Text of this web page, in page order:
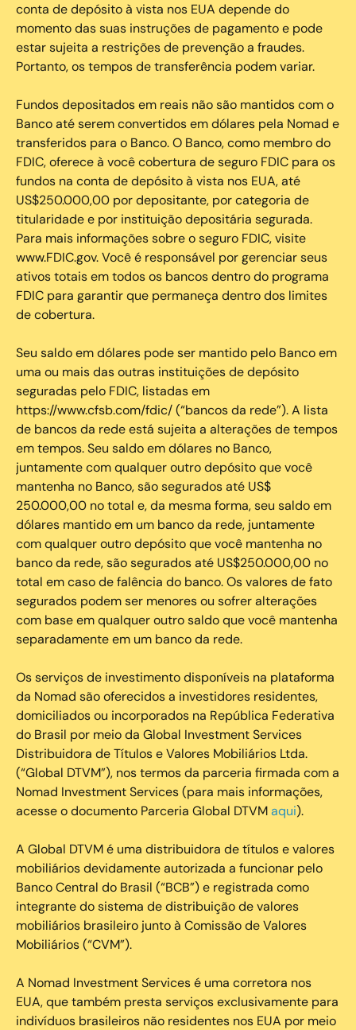
conta de depósito à vista nos EUA depende do
momento das suas instruções de pagamento e pode
estar sujeita a restrições de prevenção a fraudes.
Portanto, os tempos de transferência podem variar.
Fundos depositados em reais não são mantidos com o
Banco até serem convertidos em dólares pela Nomad e
transferidos para o Banco. O Banco, como membro do
FDIC, oferece à você cobertura de seguro FDIC para os
fundos na conta de depósito à vista nos EUA, até
US$250.000,00 por depositante, por categoria de
titularidade e por instituição depositária segurada.
Para mais informações sobre o seguro FDIC, visite
www.FDIC.gov. Você é responsável por gerenciar seus
ativos totais em todos os bancos dentro do programa
FDIC para garantir que permaneça dentro dos limites
de cobertura.
Seu saldo em dólares pode ser mantido pelo Banco em
uma ou mais das outras instituições de depósito
seguradas pelo FDIC, listadas em
https://www.cfsb.com/fdic/ (“bancos da rede”). A lista
de bancos da rede está sujeita a alterações de tempos
em tempos. Seu saldo em dólares no Banco,
juntamente com qualquer outro depósito que você
mantenha no Banco, são segurados até US$
250.000,00 no total e, da mesma forma, seu saldo em
dólares mantido em um banco da rede, juntamente
com qualquer outro depósito que você mantenha no
banco da rede, são segurados até US$250.000,00 no
total em caso de falência do banco. Os valores de fato
segurados podem ser menores ou sofrer alterações
com base em qualquer outro saldo que você mantenha
separadamente em um banco da rede.
Os serviços de investimento disponíveis na plataforma
da Nomad são oferecidos a investidores residentes,
domiciliados ou incorporados na República Federativa
do Brasil por meio da Global Investment Services
Distribuidora de Títulos e Valores Mobiliários Ltda.
(“Global DTVM”), nos termos da parceria firmada com a
Nomad Investment Services (para mais informações,
acesse o documento Parceria Global DTVMaqui).
A Global DTVM é uma distribuidora de títulos e valores
mobiliários devidamente autorizada a funcionar pelo
Banco Central do Brasil (“BCB”) e registrada como
integrante do sistema de distribuição de valores
mobiliários brasileiro junto à Comissão de Valores
Mobiliários (“CVM”).
‍A Nomad Investment Services é uma corretora nos
EUA, que também presta serviços exclusivamente para
indivíduos brasileiros não residentes nos EUA por meio